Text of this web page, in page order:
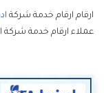
ارقام ارقام خدمة شركة
عملاء ارقام خدمة شركة